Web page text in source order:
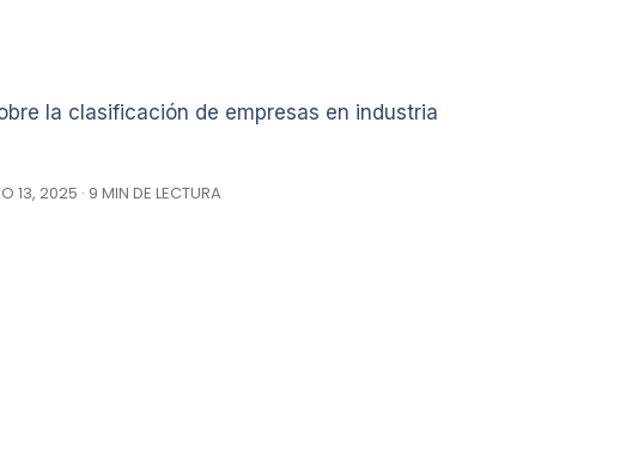
la clasificación de empresas en industria
13, 2025 · 9 MIN DE LECTURA